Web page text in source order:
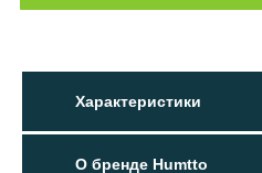
Характеристики
О бренде Humtto